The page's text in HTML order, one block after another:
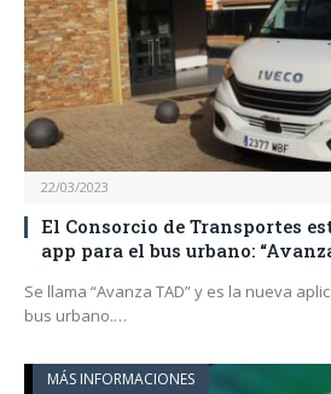
22/03/2023
El Consorcio de Transportes
app para el bus urbano:
Se llama “Avanza TAD” y es la nueva
bus urbano.…
MÁS INFORMACIONES